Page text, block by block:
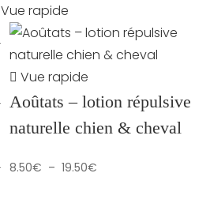
Vue rapide
Vue rapide
Aoûtats – lotion répulsive
naturelle chien & cheval
8.50€ – 19.50€